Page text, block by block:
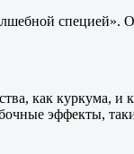
специей».
как куркума,
эффекты,